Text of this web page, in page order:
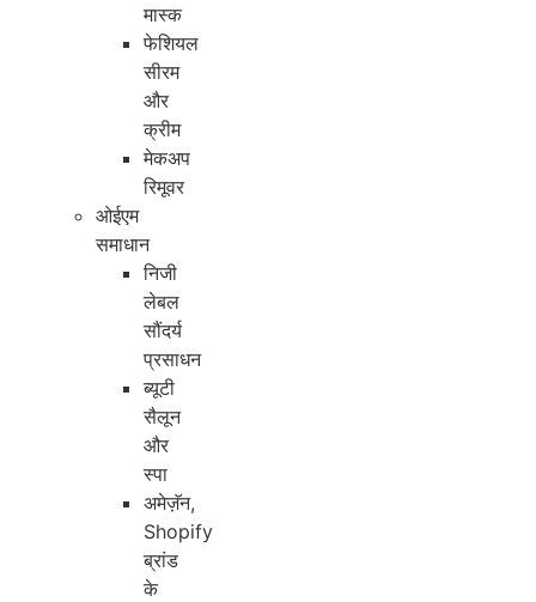
मास्क
फेशियल
सीरम
और
क्रीम
मेकअप
रिमूवर
ओईएम
समाधान
निजी
लेबल
सौंदर्य
प्रसाधन
ब्यूटी
सैलून
और
स्पा
अमेज़ॅन,
Shopify
ब्रांड
के